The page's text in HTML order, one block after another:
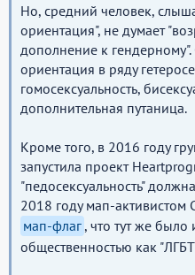
Но, средний человек,
ориентация", не думает
дополнение к
ориентация в ряду
гомосексуальность,
дополнительная путаница.
Кроме того, в 2016 году
запустила проект
"педосексуальность"
2018 году мап-активистом
мап-флаг , что тут же
общественностью как